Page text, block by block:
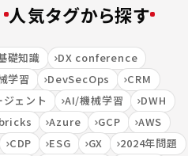
人気タグから探す
礎知識
DX conference
学習
DevSecOps
CRM
ェント
AI/機械学習
DWH
Azure GCP
AWS
CDP ESG GX
2024年問題